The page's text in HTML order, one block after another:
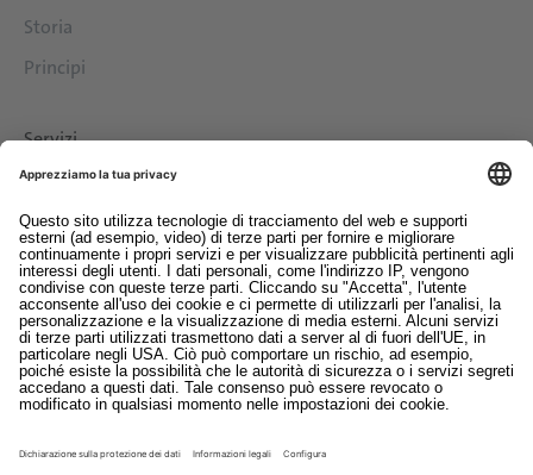
Storia
Principi
Servizi
Contatto
EDI